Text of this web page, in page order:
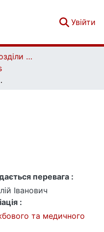
Увійти
Структурні підрозділи Київського національного університету імені Тараса Шевченка та Організації | Faculties, Institutes and Departments of Taras Shevchenko National University of Kyiv and Organizations
перевага :
Іванович
:
та медичного